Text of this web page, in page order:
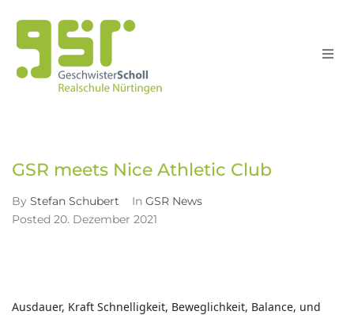
GSR meets Nice Athletic Club
By Stefan Schubert In GSR News
Posted 20. Dezember 2021
Ausdauer, Kraft Schnelligkeit, Beweglichkeit, Balance, und